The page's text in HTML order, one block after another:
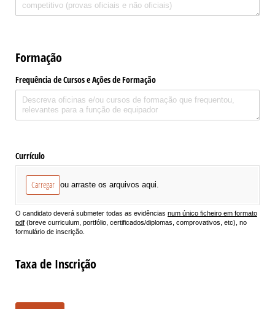
Formação
Frequência de Cursos e Ações de Formação
Currículo
Carregar ou arraste os arquivos aqui.
O candidato deverá submeter todas as evidências num único ficheiro em formato
pdf (breve curriculum, portfólio, certificados/diplomas, comprovativos, etc), no
formulário de inscrição.
Taxa de Inscrição